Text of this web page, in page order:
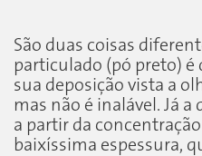
São duas coisas
particulado (pó preto) é
sua deposição vista a
mas não é inalável. Já
a partir da
baixíssima espessura,